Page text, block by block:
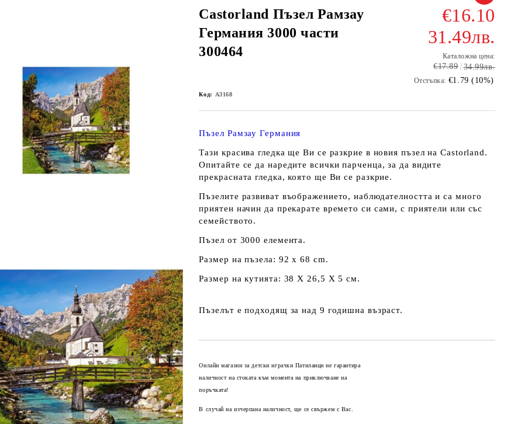
Castorland Пъзел Рамзау
Германия 3000 части
300464
€16.10
31.49лв.
Каталожна цена:
€17.89 34.99лв.
Отстъпка: €1.79 (10%)
Код: A3168
Пъзел Рамзау Германия
Тази красива гледка ще Ви се разкрие в новия пъзел на Castorland.
Опитайте се да наредите всички парченца, за да видите
прекрасната гледка, която ще Ви се разкрие.
Пъзелите развиват въображението, наблюдателността и са много
приятен начин да прекарате времето си сами, с приятели или със
семейството.
Пъзел от 3000 елемента.
Размер на пъзела: 92 x 68 cm.
Размер на кутията: 38 Х 26,5 Х 5 см.
Пъзелът е подходящ за над 9 годишна възраст.
Онлайн магазин за детски играчки Патиланци не гарантира
наличност на стоката към момента на приключване на
поръчката!
В случай на изчерпана наличност, ще се свържем с Вас.